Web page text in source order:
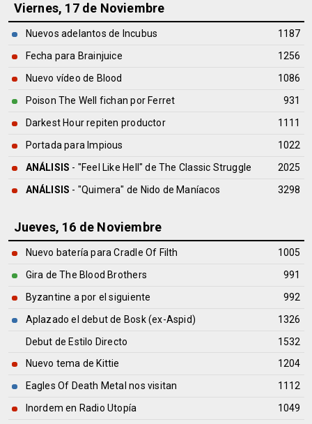
Viernes, 17 de Noviembre
Nuevos adelantos de Incubus
1187
Fecha para Brainjuice
1256
Nuevo vídeo de Blood
1086
Poison The Well fichan por Ferret
931
Darkest Hour repiten productor
1111
Portada para Impious
1022
ANÁLISIS - "Feel Like Hell" deThe Classic Struggle
2025
ANÁLISIS - "Quimera" de Nido de Maníacos 3298
Jueves, 16 de Noviembre
Nuevo batería para Cradle Of Filth
1005
Gira de The Blood Brothers
991
Byzantine a por el siguiente
992
Aplazado el debut de Bosk (ex-Aspid)
1326
Debut de Estilo Directo
1532
Nuevo tema de Kittie
1204
Eagles Of Death Metal nos visitan
1112
Inordem en Radio Utopía
1049